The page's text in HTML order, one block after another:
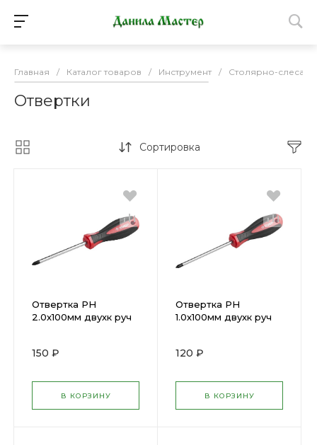
Главная / Каталог товаров / Инструмент / Столярно-
Отвертки
Сортировка
Отвертка PH
2.0х100мм двухк руч
150 ₽
В КОРЗИНУ
Отвертка PH
1.0х100мм двухк руч
120 ₽
В КОРЗИНУ